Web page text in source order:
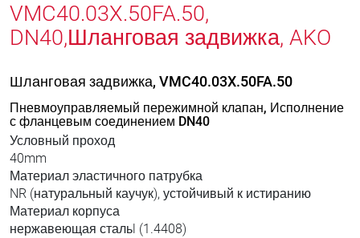
VMC40.03X.50FA.50,
DN40,Шланговая задвижка, AKO
Шланговая задвижка, VMC40.03X.50FA.50
Пневмоуправляемый пережимной клапан, Исполнение
с фланцевым соединением DN40
Условный проход
40mm
Материал эластичного патрубка
NR (натуральный каучук), устойчивый к истиранию
Материал корпуса
нержавеющая стальl (1.4408)